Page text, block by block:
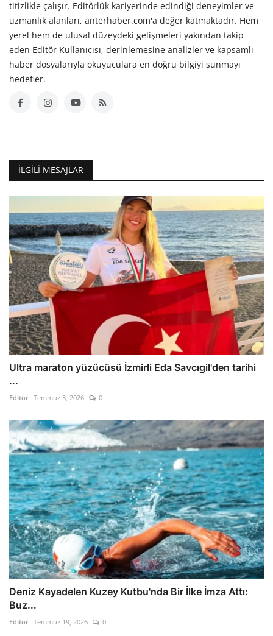
titizlikle çalışır. Editörlük kariyerinde edindiği deneyimler ve
uzmanlık alanları, anterhaber.com'a değer katmaktadır. Hem
yerel hem de ulusal düzeydeki gelişmeleri yakından takip
eden Editör Kullanıcısı, derinlemesine analizler ve kapsamlı
haber dosyalarıyla okuyuculara en doğru bilgiyi sunmayı
hedefler.
İLGILI MESAJLAR
Ultra maraton yüzücüsü İzmirli Eda Savcıgil'den tarihi
...
Editör Temmuz 3, 2026 0
Deniz Kayadelen Kuzey Kutbu'nda Bir İlke İmza Attı:
Buz...
Editör Temmuz 19, 2026 0